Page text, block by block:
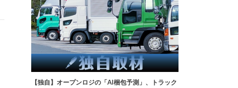
【独自】オープンロジの「AI梱包予測」、トラック